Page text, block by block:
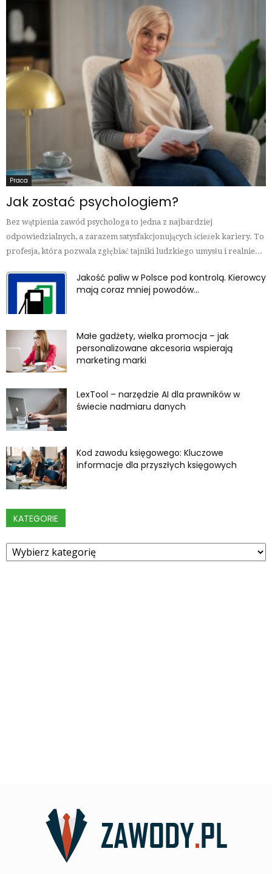
Praca
Jak zostać psychologiem?
Bez wątpienia zawód psychologa to jedna z najbardziej
odpowiedzialnych, a zarazem satysfakcjonujących ścieżek kariery. To
profesja, która pozwala zgłębiać tajniki ludzkiego umysłu i realnie...
Jakość paliw w Polsce pod kontrolą. Kierowcy
mają coraz mniej powodów...
Małe gadżety, wielka promocja – jak
personalizowane akcesoria wspierają
marketing marki
LexTool – narzędzie AI dla prawników w
świecie nadmiaru danych
Kod zawodu księgowego: Kluczowe
informacje dla przyszłych księgowych
KATEGORIE
Kategorie